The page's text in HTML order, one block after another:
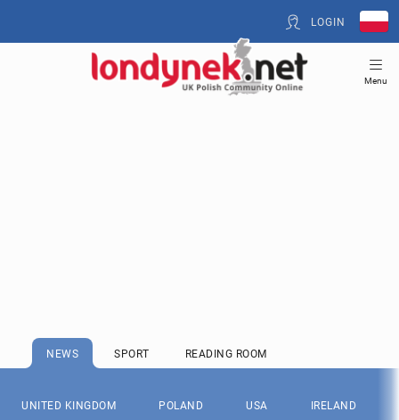
LOGIN
Menu
NEWS SPORT READING ROOM
UNITED KINGDOM POLAND USA IRELAND